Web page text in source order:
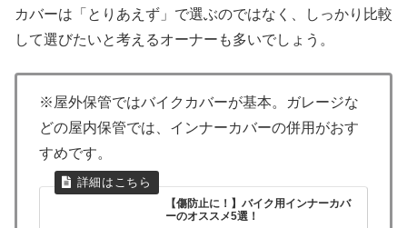
カバーは「とりあえず」で選ぶのではなく、しっかり比較
して選びたいと考えるオーナーも多いでしょう。
※屋外保管ではバイクカバーが基本。ガレージな
どの屋内保管では、インナーカバーの併用がおす
すめです。
【傷防止に！】バイク用インナーカバ
ーのオススメ5選！